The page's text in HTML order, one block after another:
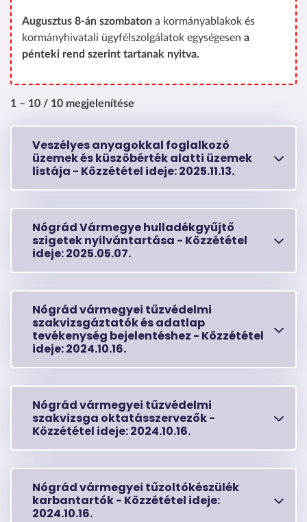
Augusztus 8-án szombaton a kormányablakok és
kormányhivatali ügyfélszolgálatok egységesen a
pénteki rend szerint tartanak nyitva.
1 – 10 / 10 megjelenítése
Veszélyes anyagokkal foglalkozó
üzemek és küszöbérték alatti üzemek
listája - Közzététel ideje:2025.11.13.
Nógrád Vármegye hulladékgyűjtő
szigetek nyilvántartása - Közzététel
ideje:2025.05.07.
Nógrád vármegyei tűzvédelmi
szakvizsgáztatók és adatlap
tevékenység bejelentéshez - Közzététel
ideje:2024.10.16.
Nógrád vármegyei tűzvédelmi
szakvizsga oktatásszervezők -
Közzététel ideje:2024.10.16.
Nógrád vármegyei tűzoltókészülék
karbantartók - Közzététel ideje:
2024.10.16.